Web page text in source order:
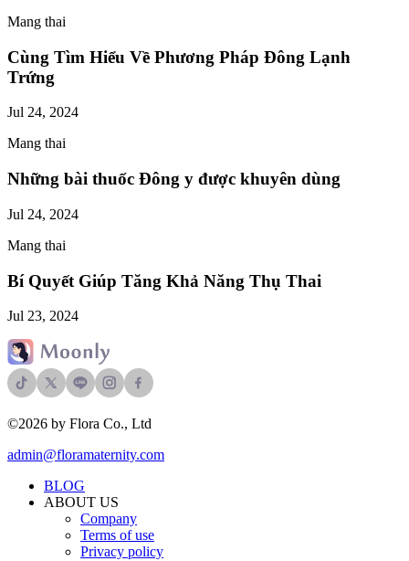
Mang thai
Cùng Tìm Hiểu Về Phương Pháp Đông Lạnh
Trứng
Jul 24, 2024
Mang thai
Những bài thuốc Đông y được khuyên dùng
Jul 24, 2024
Mang thai
Bí Quyết Giúp Tăng Khả Năng Thụ Thai
Jul 23, 2024
©2026 by Flora Co., Ltd
admin@floramaternity.com
BLOG
ABOUT US
Company
Terms of use
Privacy policy